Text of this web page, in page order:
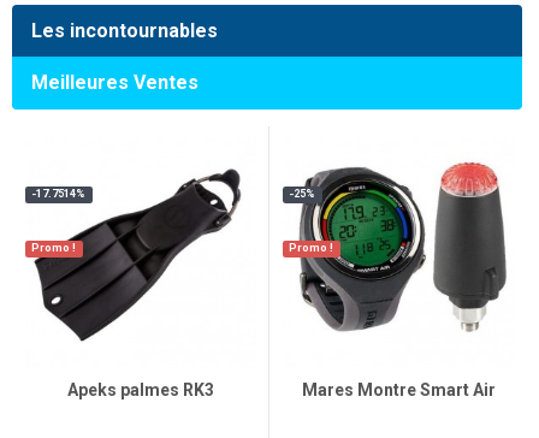
Les incontournables
Meilleures Ventes
Promo !
Apeks palmes RK3
-17.7514%
Promo !
Mares Montre Smart Air
-25%